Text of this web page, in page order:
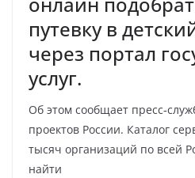
путевку в
через портал
услуг.
Об этом сообщает
проектов России. Каталог
тысяч организаций по всей
найти